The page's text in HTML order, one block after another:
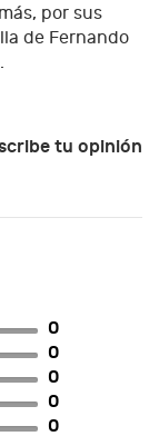
por sus
de Fernando
tu opinión
0
0
0
0
0